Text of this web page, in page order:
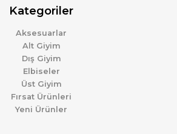
Kategoriler
Aksesuarlar
Alt Giyim
Dış Giyim
Elbiseler
Üst Giyim
Fırsat Ürünleri
Yeni Ürünler